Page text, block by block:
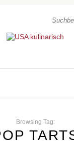
Browsing Tag: